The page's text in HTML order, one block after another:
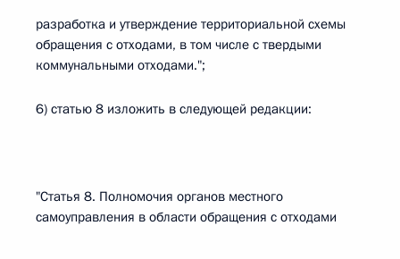
разработка и утверждение территориальной схемы
обращения с отходами, в том числе с твердыми
коммунальными отходами.";
6) статью 8 изложить в следующей редакции:
"Статья 8. Полномочия органов местного
самоуправления в области обращения с отходами